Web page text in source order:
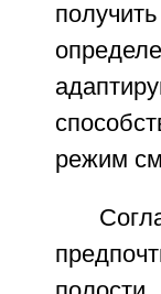
режим